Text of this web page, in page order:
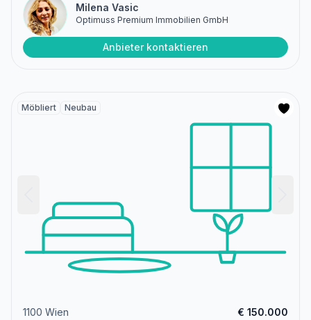
Milena Vasic
Optimuss Premium Immobilien GmbH
Anbieter kontaktieren
Möbliert Neubau
1100 Wien € 150.000